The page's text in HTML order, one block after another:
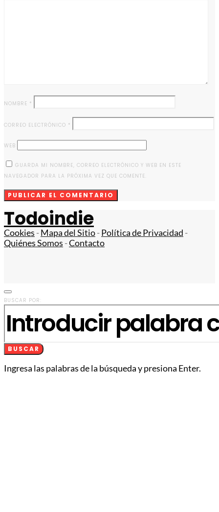
NOMBRE *
CORREO ELECTRÓNICO *
WEB
GUARDA MI NOMBRE, CORREO ELECTRÓNICO Y WEB EN ESTE
NAVEGADOR PARA LA PRÓXIMA VEZ QUE COMENTE.
Todoindie
Cookies -Mapa del Sitio-Política de Privacidad -
Quiénes Somos -Contacto
BUSCAR POR:
BUSCAR
Ingresa las palabras de la búsqueda y presiona Enter.